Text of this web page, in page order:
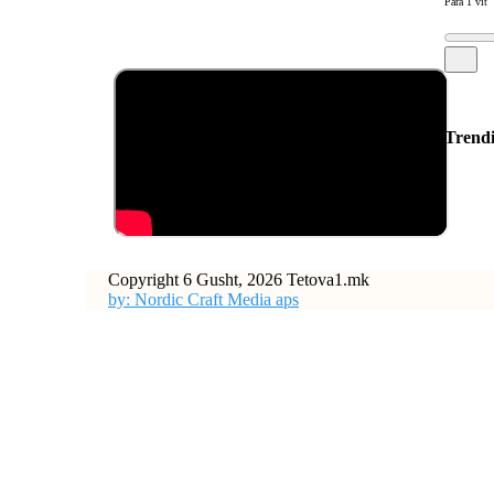
Copyright 6 Gusht, 2026 Tetova1.mk
by: Nordic Craft Media aps